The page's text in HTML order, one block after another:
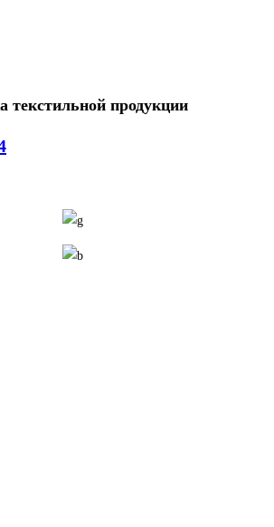
текстильной продукции